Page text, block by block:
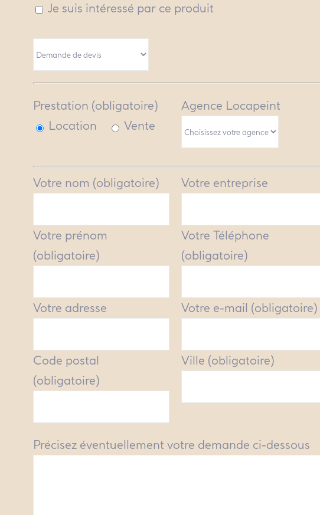
Je suis intéressé par ce produit
Prestation (obligatoire)
Location
Vente
Agence Locapeint
Votre nom (obligatoire)
Votre prénom
(obligatoire)
Votre adresse
Code postal
(obligatoire)
Votre entreprise
Votre Téléphone
(obligatoire)
Votre e-mail (obligatoire)
Ville (obligatoire)
Précisez éventuellement votre demande ci-dessous